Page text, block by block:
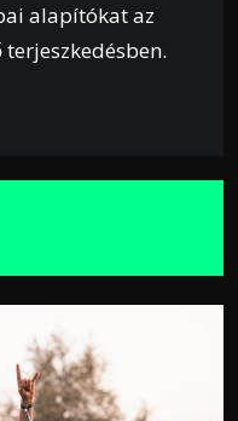
alapítókat az